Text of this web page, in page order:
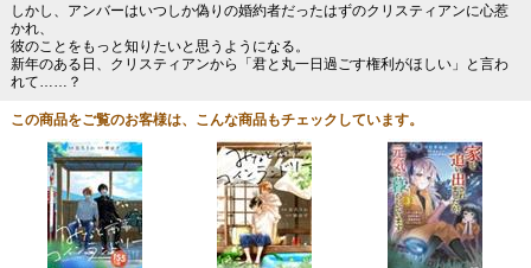
しかし、アンバーはいつしか偽りの婚約者だったはずのクリスティアンに心惹
かれ、
彼のことをもっと知りたいと思うようになる。
新年のある日、クリスティアンから「君と丸一日過ごす権利がほしい」と言わ
れて……？
この商品をご覧のお客様は、こんな商品もチェックしています。